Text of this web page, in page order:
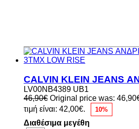
LV00NB4389 UB1
46,90€ Original price was:
τιμή είναι: 42,00€.
10%
Διαθέσιμα μεγέθη